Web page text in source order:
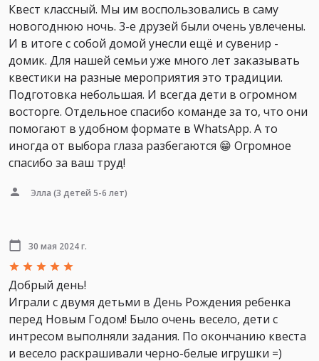
Квест классный. Мы им воспользовались в саму
новогоднюю ночь. 3-е друзей были очень увлечены.
И в итоге с собой домой унесли ещё и сувенир -
домик. Для нашей семьи уже много лет заказывать
квестики на разные мероприятия это традиции.
Подготовка небольшая. И всегда дети в огромном
восторге. Отдельное спасибо команде за то, что они
помогают в удобном формате в WhatsApp. А то
иногда от выбора глаза разбегаются 😁 Огромное
спасибо за ваш труд!
Элла (3 детей 5-6 лет)
30 мая 2024 г.
Добрый день!
Играли с двумя детьми в День Рождения ребенка
перед Новым Годом! Было очень весело, дети с
интресом выполняли задания. По окончанию квеста
и весело раскрашивали черно-белые игрушки =)